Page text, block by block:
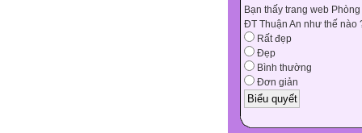
Bạn thấy trang web
ĐT Thuận An như thế nào
Rất đẹp
Đẹp
Bình thường
Đơn giản